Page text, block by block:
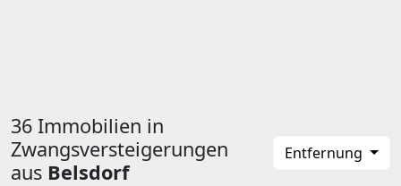
36 Immobilien in
Zwangsversteigerungen
aus Belsdorf
Entfernung